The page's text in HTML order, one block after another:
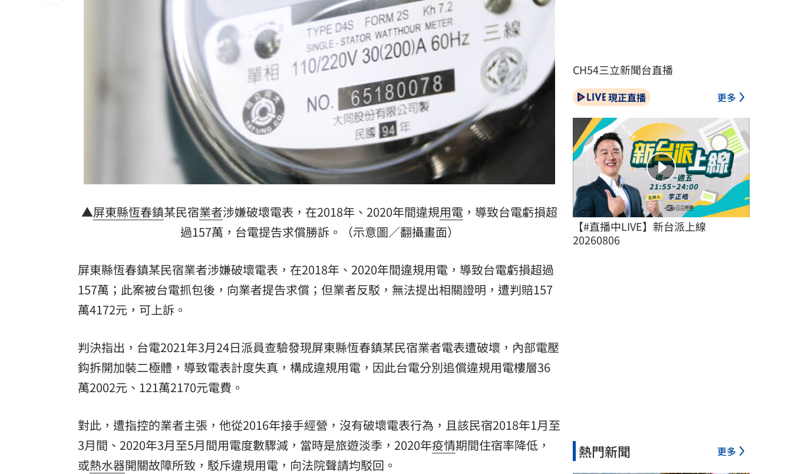
毒駕無照還肇逃！南港瑪莎拉蒂男到案認了 22:35
轉戰股市遭槓桿反噬 韓健身網紅虧1500萬
EZ Way捲個資疑慮風波！關務署要出手了 22:31
南韓酷暑！身障男輪椅翻覆 2小時曝曬亡 22:31
台灣彩券開獎直播中 20:31
LIVE三立+24小時直播 15:27
三立iNEWS新聞台線上直播 18:00
理想混蛋號召粉絲跨海追星吃美食！ 18:15
▲屏東縣恆春鎮某民宿業者涉嫌破壞電表，在2018年、2020年間違規用電 ，導致台電虧損超
過157萬，台電提告求償勝訴。（示意圖／翻攝畫面）
屏東縣恆春鎮某民宿業者涉嫌破壞電表，在2018年、2020年間違規用電，導致台電虧損超過
157萬；此案被台電抓包後，向業者提告求償；但業者反駁，無法提出相關證明，遭判賠157
萬4172元，可上訴。
判決指出，台電2021年3月24日派員查驗發現屏東縣恆春鎮某民宿業者電表遭破壞，內部電壓
鈎拆開加裝二極體，導致電表計度失真，構成違規用電，因此台電分別追償違規用電樓層36
萬2002元、121萬2170元電費。
對此，遭指控的業者主張，他從2016年接手經營，沒有破壞電表行為，且該民宿2018年1月至
3月間、2020年3月至5月間用電度數驟減，當時是旅遊淡季，2020年疫情期間住宿率降低，
或熱水器開關故障所致，駁斥違規用電，向法院聲請均駁回。
CH54三立新聞台直播
現正直播 更多
【#直播中LIVE】新台派上線
20260806
熱門新聞 更多